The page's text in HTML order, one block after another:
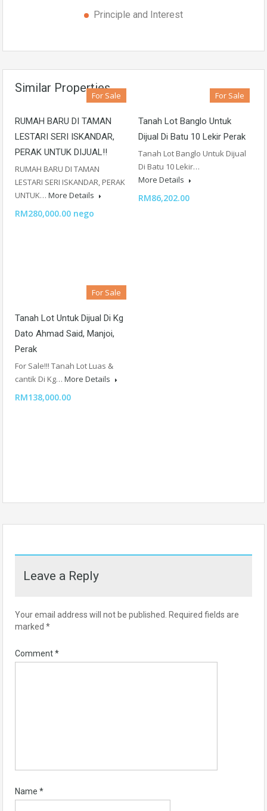
Principle and Interest
Similar Properties
For Sale
RUMAH BARU DI TAMAN
LESTARI SERI ISKANDAR,
PERAK UNTUK DIJUAL!!
RUMAH BARU DI TAMAN
LESTARI SERI ISKANDAR, PERAK
UNTUK… More Details
RM280,000.00 nego
For Sale
Tanah Lot Banglo Untuk
Dijual Di Batu 10 Lekir Perak
Tanah Lot Banglo Untuk Dijual
Di Batu 10 Lekir…
More Details
RM86,202.00
For Sale
Tanah Lot Untuk Dijual Di Kg
Dato Ahmad Said, Manjoi,
Perak
For Sale!!! Tanah Lot Luas &
cantik Di Kg… More Details
RM138,000.00
Leave a Reply
Your email address will not be published.
Required fields are
marked *
Comment*
Name *